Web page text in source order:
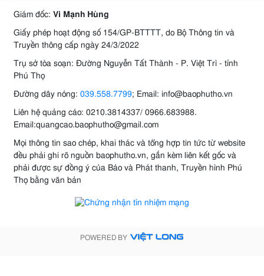
Giám đốc: Vi Mạnh Hùng
Giấy phép hoạt động số 154/GP-BTTTT, do Bộ Thông tin và
Truyền thông cấp ngày 24/3/2022
Trụ sở tòa soạn: Đường Nguyễn Tất Thành - P. Việt Trì - tỉnh
Phú Thọ
Đường dây nóng: 039.558.7799; Email: info@baophutho.vn
Liên hệ quảng cáo: 0210.3814337/ 0966.683988.
Email:quangcao.baophutho@gmail.com
Mọi thông tin sao chép, khai thác và tổng hợp tin tức từ website
đều phải ghi rõ nguồn baophutho.vn, gắn kèm liên kết gốc và
phải được sự đồng ý của Báo và Phát thanh, Truyền hình Phú
Thọ bằng văn bản
POWERED BY